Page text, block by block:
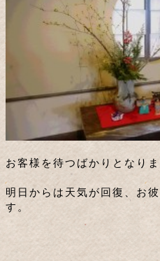
お客様を待つばかりとなりま
明日からは天気が回復、お
す。